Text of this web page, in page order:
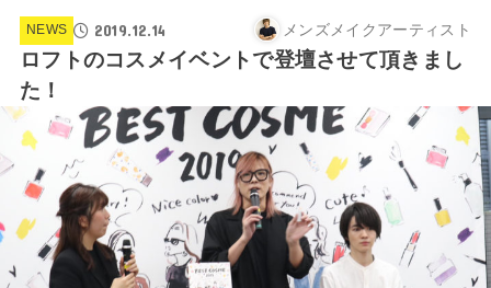
NEWS 2019.12.14 メンズメイクアーティスト
ロフトのコスメイベントで登壇させて頂きまし
た！